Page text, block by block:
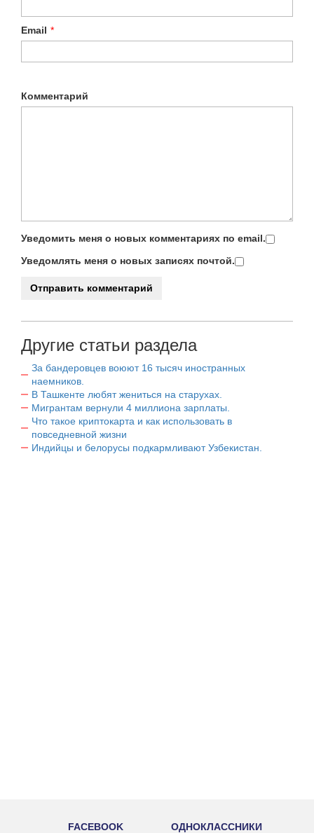
Email *
Комментарий
Уведомить меня о новых комментариях по email.
Уведомлять меня о новых записях почтой.
Другие статьи раздела
За бандеровцев воюют 16 тысяч иностранных
наемников.
В Ташкенте любят жениться на старухах.
Мигрантам вернули 4 миллиона зарплаты.
Что такое криптокарта и как использовать в
повседневной жизни
Индийцы и белорусы подкармливают Узбекистан.
FACEBOOK ОДНОКЛАССНИКИ